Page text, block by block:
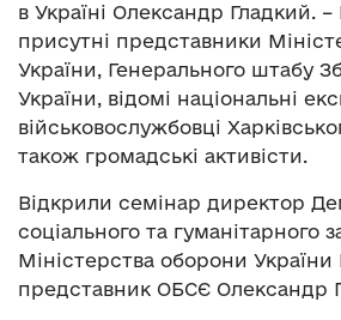
в Україні Олександр Гладкий.
присутні представники
України, Генерального штабу
України, відомі національні
військовослужбовці
також громадські активісти.
Відкрили семінар директор
соціального та гуманітарного
Міністерства оборони України
представник ОБСЄ Олександр